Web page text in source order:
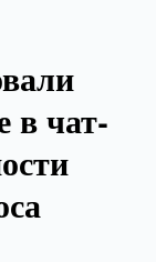
в чат-